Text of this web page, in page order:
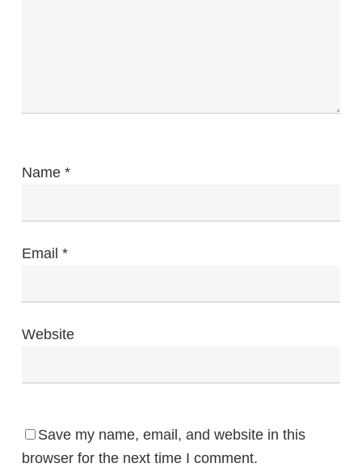
Name *
Email *
Website
Save my name, email, and website in this
browser for the next time I comment.